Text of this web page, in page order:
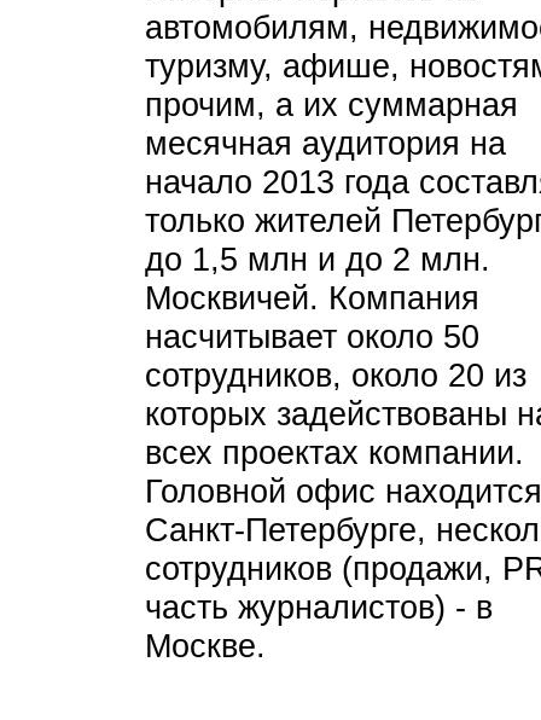
автомобилям,
туризму, афише,
прочим, а их суммарная
месячная аудитория на
начало 2013 года
только жителей
до 1,5 млн и до 2 млн.
Москвичей. Компания
насчитывает около 50
сотрудников, около 20 из
которых задействованы
всех проектах компании.
Головной офис
Санкт-Петербурге,
сотрудников (продажи,
часть журналистов) - в
Москве.